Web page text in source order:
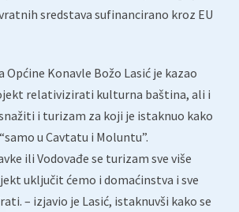
sredstava sufinancirano kroz EU
Konavle Božo Lasić je kazao
relativizirati kulturna baština, ali i
i turizam za koji je istaknuo kako
u Cavtatu i Moluntu”.
ili Vodovađe se turizam sve više
uključit ćemo i domaćinstva i sve
– izjavio je Lasić, istaknuvši kako se